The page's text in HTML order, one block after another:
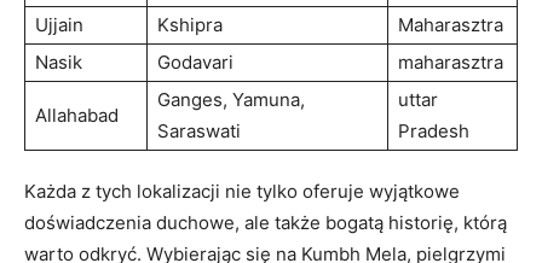
Ujjain
Kshipra
Maharasztra
Nasik
Godavari maharasztra
Allahabad
Ganges, Yamuna,
Saraswati
uttar
Pradesh
Każda z tych lokalizacji nie tylko oferuje wyjątkowe
doświadczenia duchowe, ale także bogatą historię, którą
warto odkryć. Wybierając się na Kumbh Mela, pielgrzymi